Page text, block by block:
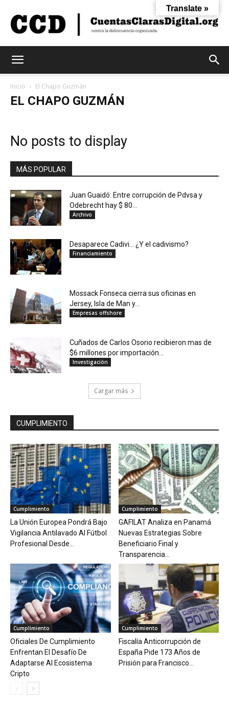
Inicio El Chapo Guzmán
EL CHAPO GUZMÁN
No posts to display
MÁS POPULAR
Juan Guaidó: Entre corrupción de Pdvsa y
Odebrecht hay $ 80...
Archivo
Desaparece Cadivi… ¿Y el cadivismo?
Financiamiento
Mossack Fonseca cierra sus oficinas en
Jersey, Isla de Man y...
Empresas offshore
Cuñados de Carlos Osorio recibieron mas de
$6 millones por importación...
Investigación
Cargar más
CUMPLIMIENTO
Cumplimiento
La Unión Europea Pondrá Bajo
Vigilancia Antilavado Al Fútbol
Profesional Desde...
Cumplimiento
GAFILAT Analiza en Panamá
Nuevas Estrategias Sobre
Beneficiario Final y
Transparencia...
Cumplimiento
Oficiales De Cumplimiento
Enfrentan El Desafío De
Adaptarse Al Ecosistema
Cripto
Cumplimiento
Fiscalía Anticorrupción de
España Pide 173 Años de
Prisión para Francisco...
Translate »